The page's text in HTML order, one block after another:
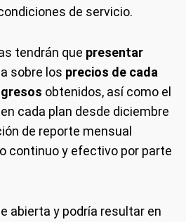
de servicio.
tendrán que presentar
sobre los precios de cada
obtenidos, así como el
en cada plan desde diciembre
de reporte mensual
continuo y efectivo por parte
abierta y podría resultar en